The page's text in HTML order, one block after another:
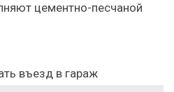
цементно-песчаной